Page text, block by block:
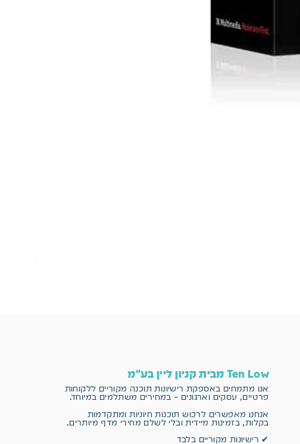
Ten Low מבית קניון ליין בע"מ
אנו מתמחים באספקת רישיונות תוכנה מקוריים ללקוחות
פרטיים, עסקים וארגונים – במחירים משתלמים במיוחד.
אנחנו מאפשרים לרכוש תוכנות חיוניות ומתקדמות
בקלות, בזמינות מיידית ובלי לשלם מחירי מדף מיותרים.
✔ רישיונות מקוריים בלבד